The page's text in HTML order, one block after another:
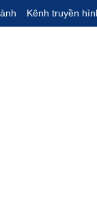
Kênh truyền